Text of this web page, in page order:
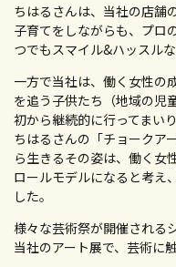
ちはるさんは、当社の店舗
子育てをしながらも、プロ
つでもスマイル&ハッスルな
一方で当社は、働く女性の
を追う子供たち（地域の児
初から継続的に行ってまいり
ちはるさんの「チョークア
ら生きるその姿は、働く女
ロールモデルになると考え
した。
様々な芸術祭が開催される
当社のアート展で、芸術に